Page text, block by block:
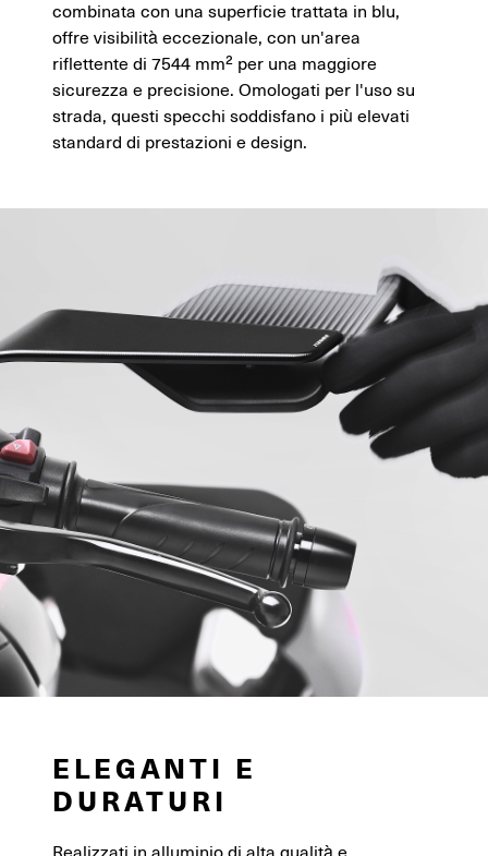
combinata con una superficie trattata in blu,
offre visibilità eccezionale, con un'area
riflettente di 7544 mm² per una maggiore
sicurezza e precisione. Omologati per l'uso su
strada, questi specchi soddisfano i più elevati
standard di prestazioni e design.
ELEGANTI E
DURATURI